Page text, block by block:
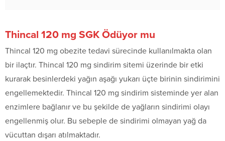
Thincal 120 mg SGK Ödüyor mu
Thincal 120 mg obezite tedavi sürecinde kullanılmakta olan
bir ilaçtır. Thincal 120 mg sindirim sitemi üzerinde bir etki
kurarak besinlerdeki yağın aşağı yukarı üçte birinin sindirimini
engellemektedir. Thincal 120 mg sindirim sisteminde yer alan
enzimlere bağlanır ve bu şekilde de yağların sindirimi olayı
engellenmiş olur. Bu sebeple de sindirimi olmayan yağ da
vücuttan dışarı atılmaktadır.